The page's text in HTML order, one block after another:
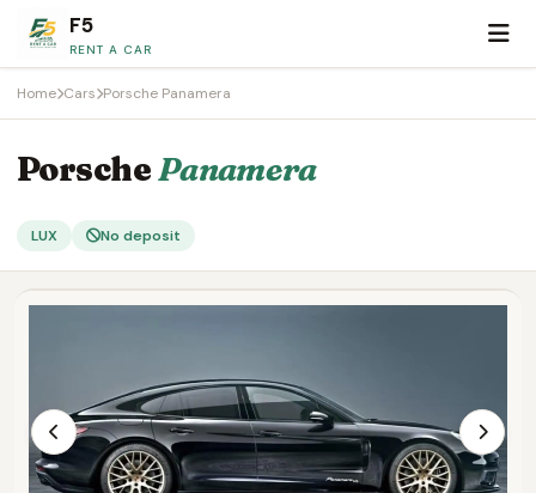
F5
RENT A CAR
Home Cars Porsche Panamera
PorschePanamera
LUX No deposit